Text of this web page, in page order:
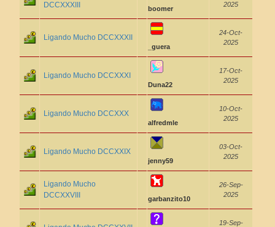
DCCXXXIII
boomer
2025
Ligando Mucho DCCXXXII
_guera
24-Oct-
2025
Ligando Mucho DCCXXXI
Duna22
17-Oct-
2025
Ligando Mucho DCCXXX
alfredmle
10-Oct-
2025
Ligando Mucho DCCXXIX
jenny59
03-Oct-
2025
Ligando Mucho
DCCXXVIII
garbanzito10
26-Sep-
2025
19-Sep-